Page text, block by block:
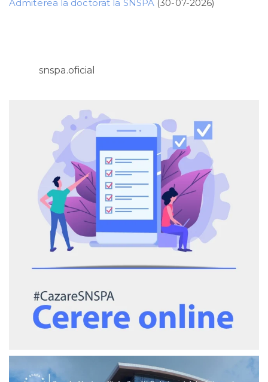
Admiterea la doctorat la SNSPA (30-07-2026)
snspa.oficial